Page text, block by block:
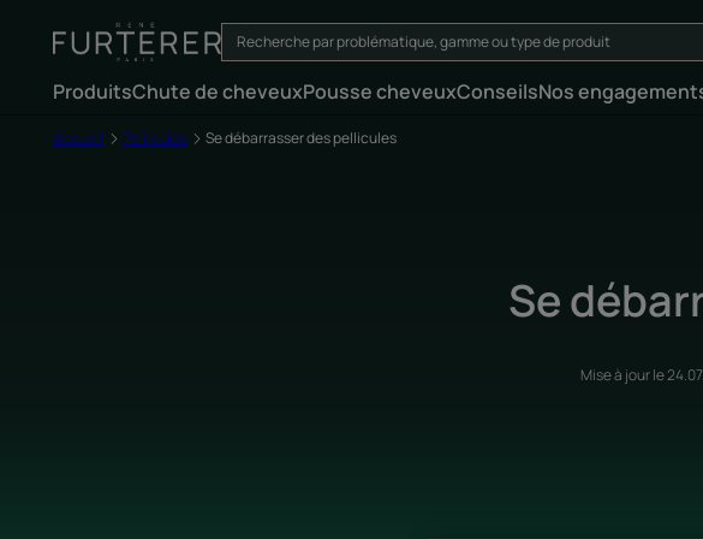
ProduitsChute de cheveuxPousse cheveuxConseilsNos
Accueil Pellicules Se débarrasser des pellicules
Se
Mise à jour le